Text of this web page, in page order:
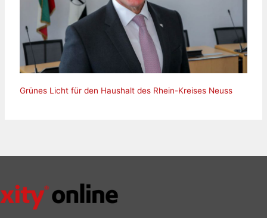
Grünes Licht für den Haushalt des Rhein-Kreises Neuss